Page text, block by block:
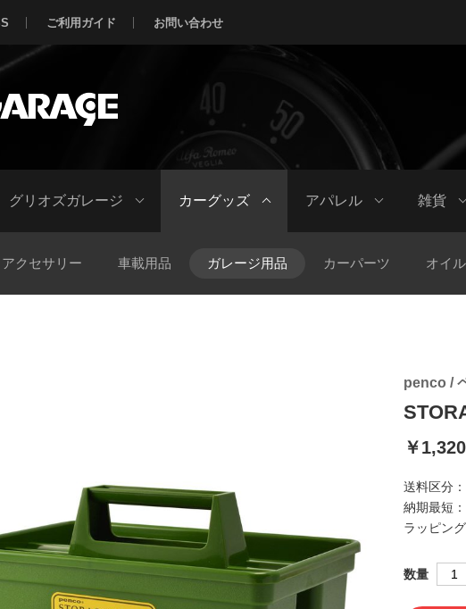
ご利用ガイド お問い合わせ
グリオズガレージ カーグッズ
アクセサリー 車載用品 ガレージ用品 カーパーツ オイ
アパレル 雑貨
penco /
￥1,320
送料区分：
納期最短：
ラッピング
数量